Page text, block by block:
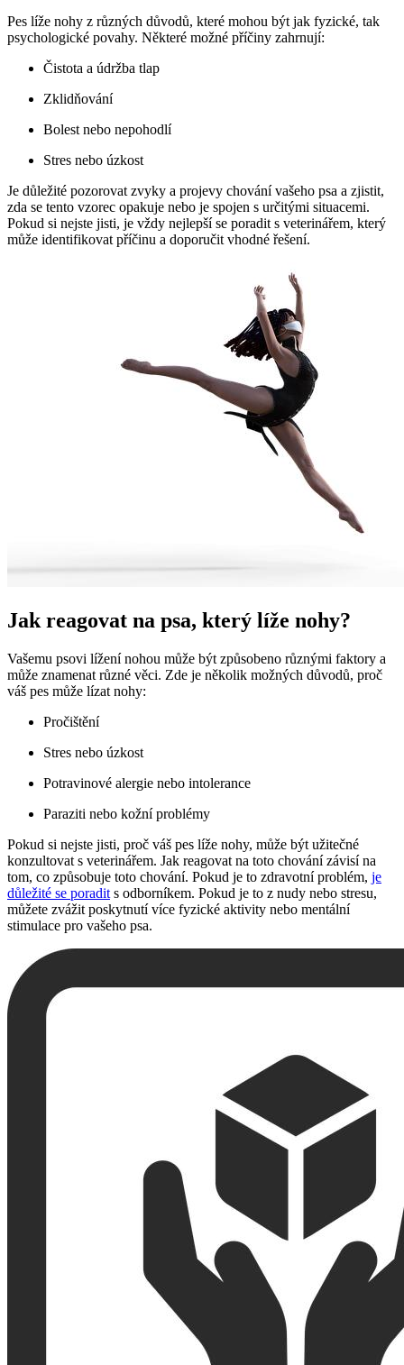
Pes líže nohy z různých důvodů, které mohou být jak fyzické, tak
psychologické povahy. Některé možné příčiny zahrnují:
Čistota a údržba tlap
Zklidňování
Bolest nebo nepohodlí
Stres nebo úzkost
Je důležité pozorovat zvyky a projevy chování vašeho psa a zjistit,
zda se tento vzorec opakuje nebo je spojen s určitými situacemi.
Pokud si nejste jisti, je vždy nejlepší se poradit s veterinářem, který
může identifikovat příčinu a doporučit vhodné řešení.
Jak reagovat na psa, který líže nohy?
Vašemu psovi lížení nohou může být způsobeno různými faktory a
může znamenat různé věci. Zde je několik možných důvodů, proč
váš pes může lízat nohy:
Pročištění
Stres nebo úzkost
Potravinové alergie nebo intolerance
Paraziti nebo kožní problémy
Pokud si nejste jisti, proč váš pes líže nohy, může být užitečné
konzultovat s veterinářem. Jak reagovat na toto chování závisí na
tom, co způsobuje toto chování. Pokud je to zdravotní problém, je
důležité se poradit s odborníkem. Pokud je to z nudy nebo stresu,
můžete zvážit poskytnutí více fyzické aktivity nebo mentální
stimulace pro vašeho psa.